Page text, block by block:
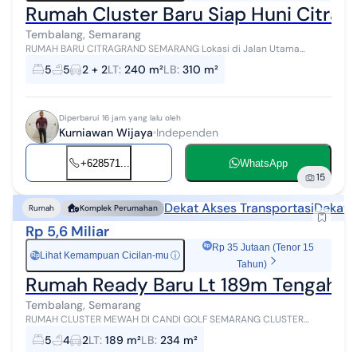
Rumah Cluster Baru Siap Huni
Tembalang, Semarang
RUMAH BARU CITRAGRAND SEMARANG Lokasi di Jalan Utama
Boulevard Hadap langsung view (tidak ada rumah berhadapan)
Lebar Jalan 20 m ( Bisa berpapasa...
5 5 2 + 2LT: 240 m²LB: 310 m²
Diperbarui 16 jam yang lalu oleh
Kurniawan Wijaya Independen
+628571... WhatsApp
15
Rumah Komplek Perumahan Dekat Akses TransportasiDekat
Rp 5,6 Miliar
Rp Lihat Kemampuan Cicilan-mu ⓘ
Rp 35 Jutaan (Tenor 15
Tahun)
Rumah Ready Baru Lt 189m Tengah
Tembalang, Semarang
RUMAH CLUSTER MEWAH DI CANDI GOLF SEMARANG CLUSTER
GREENWICH HILL Luas Tanah 189 m² Luas Bangunan 234 m² Kamar
Tidur 4+1 Kamar Mandi 3+1 Da...
5 4 2LT: 189 m²LB: 234 m²